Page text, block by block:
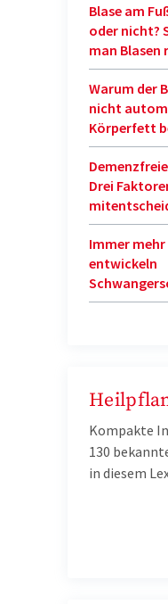
Blase am
oder nicht?
man Blasen
Warum der
nicht
Körperfett
Drei
Immer mehr
entwickeln
Kompakte
130
in diesem